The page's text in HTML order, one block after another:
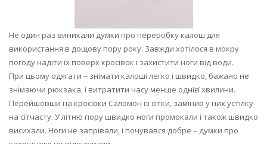
Не один раз виникали думки про переробку калош для
використання в дощову пору року. Завжди хотілося в мокру
погоду надіти їх поверх кросівок і захистити ноги від води.
При цьому одягати – знімати калоші легко і швидко, бажано не
знімаючи рюкзака, і витратити часу менше однієї хвилини.
Перейшовши на кросівки Саломон із сітки, замінив у них устілку
на сітчасту. У літню пору швидко ноги промокали і також швидко
висихали. Ноги не запрівали, і почувався добре – думки про